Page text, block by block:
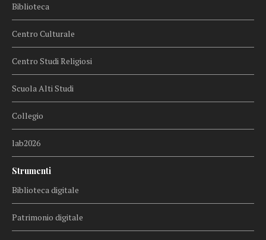
Biblioteca
Centro Culturale
Centro Studi Religiosi
Scuola Alti Studi
Collegio
lab2026
Strumenti
Biblioteca digitale
Patrimonio digitale